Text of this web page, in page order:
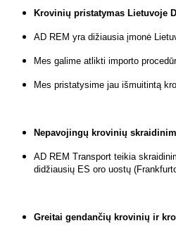
Krovinių pristatymas Lietuvoje
AD REM yra dižiausia įmonė
Mes galime atlikti importo
Mes pristatysime jau išmuitintą
Nepavojingų krovinių
AD REM Transport teikia
didžiausių ES oro uostų
Greitai gendančių krovinių ir